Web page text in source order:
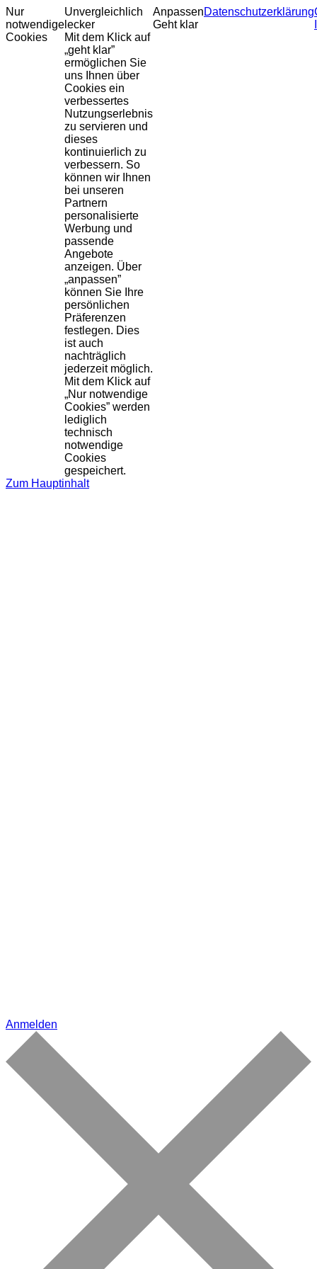
Nur
notwendige
Cookies
Unvergleichlich
lecker
Mit dem Klick auf
„geht klar”
ermöglichen Sie
uns Ihnen über
Cookies ein
verbessertes
Nutzungserlebnis
zu servieren und
dieses
kontinuierlich zu
verbessern. So
können wir Ihnen
bei unseren
Partnern
personalisierte
Werbung und
passende
Angebote
anzeigen. Über
„anpassen”
können Sie Ihre
persönlichen
Präferenzen
festlegen. Dies
ist auch
nachträglich
jederzeit möglich.
Mit dem Klick auf
„Nur notwendige
Cookies” werden
lediglich
technisch
notwendige
Cookies
gespeichert.
Anpassen
Geht klar
Datenschutzerklärung
Zum Hauptinhalt
Anmelden